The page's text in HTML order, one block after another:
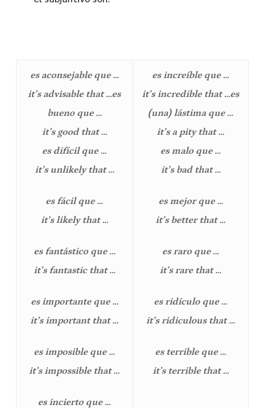
es aconsejable que …
it’s advisable that …es
bueno que …
it’s good that …
es difícil que …
it’s unlikely that …
es fácil que …
it’s likely that …
es fantástico que …
it’s fantastic that …
es importante que …
it’s important that …
es imposible que …
it’s impossible that …
es incierto que …
es increíble que …
it’s incredible that …es
(una) lástima que …
it’s a pity that …
es malo que …
it’s bad that …
es mejor que …
it’s better that …
es raro que …
it’s rare that …
es ridículo que …
it’s ridiculous that …
es terrible que …
it’s terrible that …